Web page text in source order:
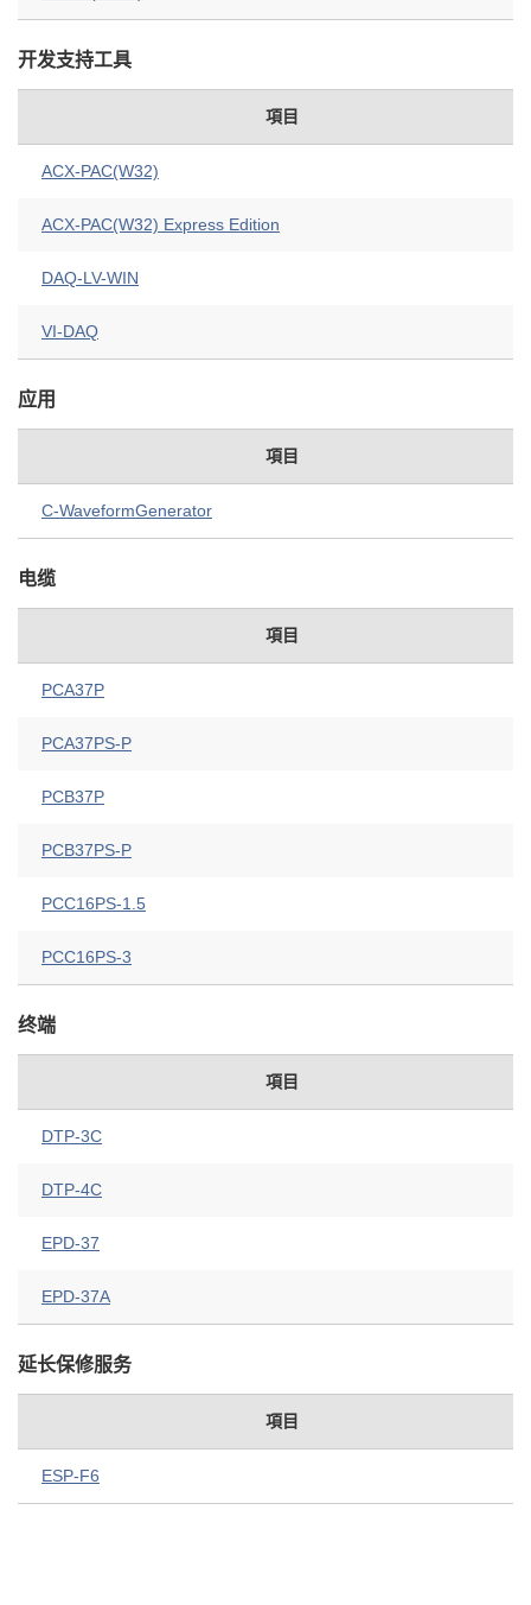
开发支持工具
項目
ACX-PAC(W32)
ACX-PAC(W32) Express Edition
DAQ-LV-WIN
VI-DAQ
应用
項目
C-WaveformGenerator
电缆
項目
PCA37P
PCA37PS-P
PCB37P
PCB37PS-P
PCC16PS-1.5
PCC16PS-3
终端
項目
DTP-3C
DTP-4C
EPD-37
EPD-37A
延长保修服务
項目
ESP-F6